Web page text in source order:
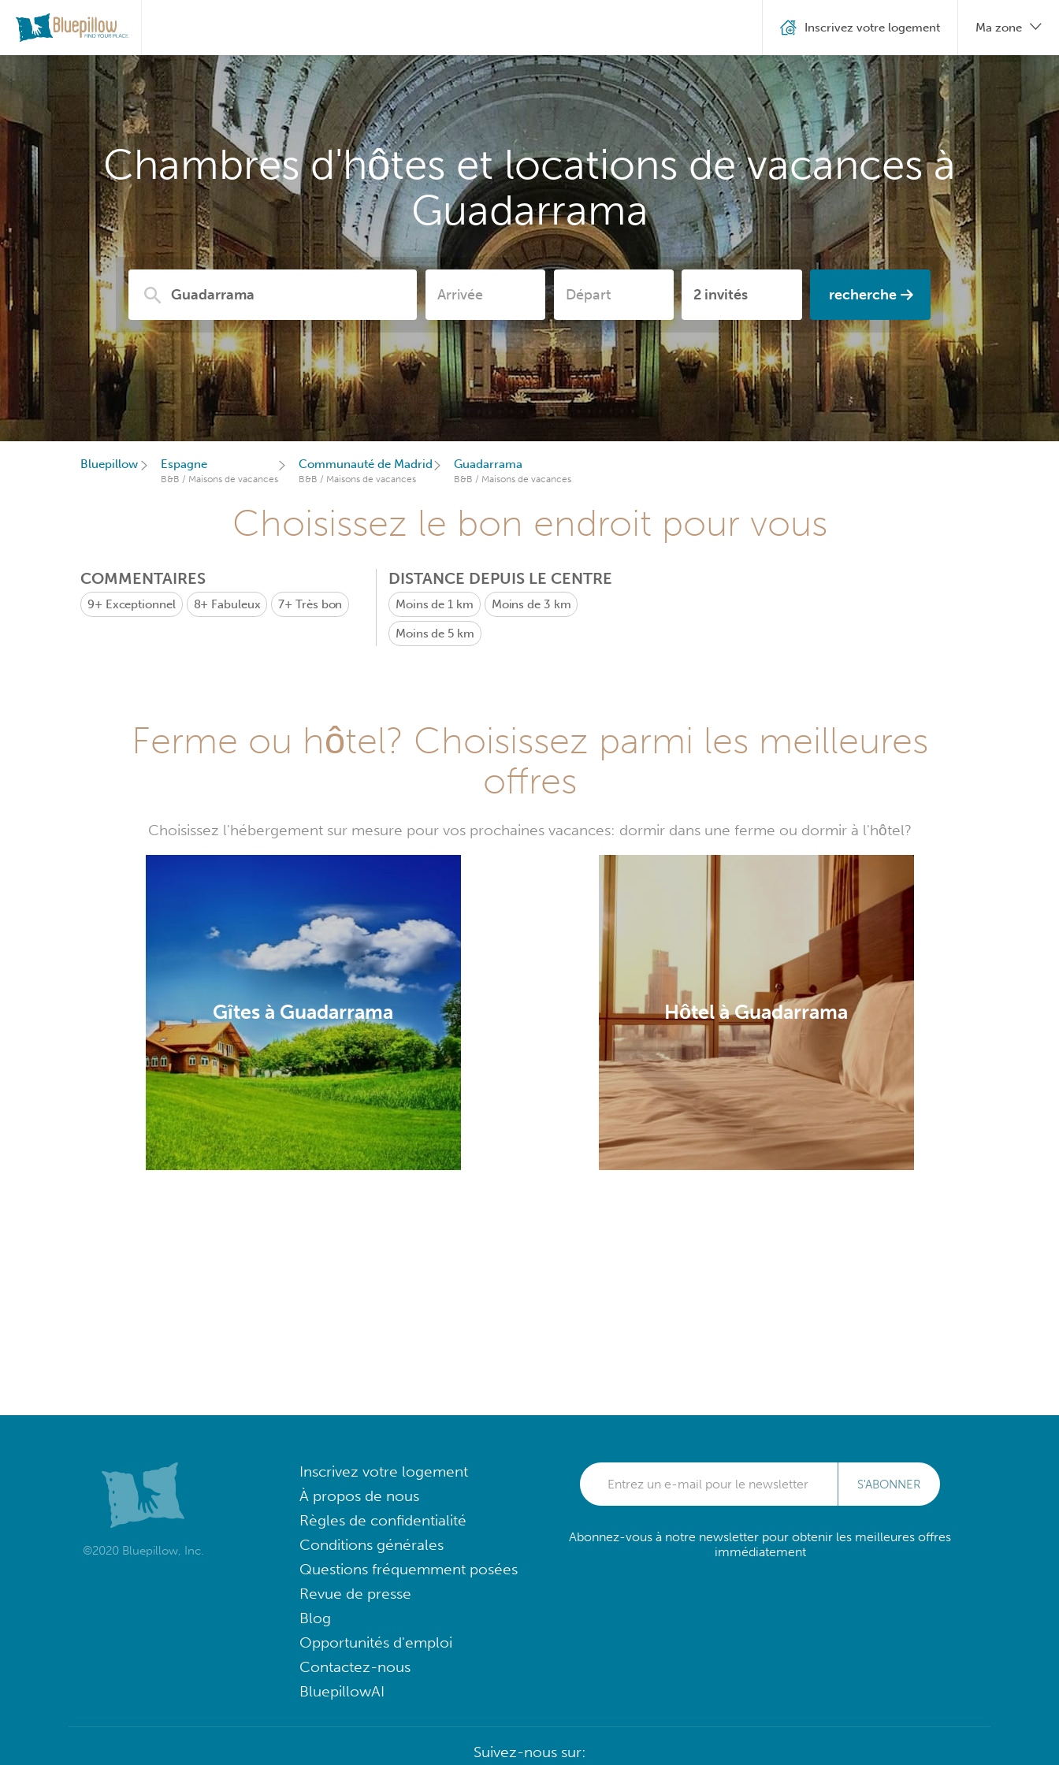
Chambres d'hôtes et locations de vacances à
Guadarrama
recherche
Inscrivez votre logement Ma zone
Bluepillow Espagne
B&B / Maisons de vacances
Communauté de Madrid
B&B / Maisons de vacances
Guadarrama
B&B / Maisons de vacances
Choisissez le bon endroit pour vous
COMMENTAIRES
9+ Exceptionnel 8+ Fabuleux 7+Très bon
DISTANCE DEPUIS LE CENTRE
Moins de 1 km Moins de 3 km
Moins de 5 km
Ferme ou hôtel? Choisissez parmi les meilleures
offres
Choisissez l'hébergement sur mesure pour vos prochaines vacances: dormir dans une ferme ou dormir à l'hôtel?
Gîtes à Guadarrama Hôtel à Guadarrama
©2020 Bluepillow, Inc.
Inscrivez votre logement
À propos de nous
Règles de confidentialité
Conditions générales
Questions fréquemment posées
Revue de presse
Blog
Opportunités d'emploi
Contactez-nous
BluepillowAI
S'ABONNER
Abonnez-vous à notre newsletter pour obtenir les meilleures offres
immédiatement
Suivez-nous sur: